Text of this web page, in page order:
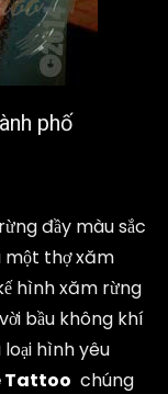
phố
đầy màu sắc
một thợ xăm
hình xăm rừng
bầu không khí
loại hình yêu
Tattoo chúng